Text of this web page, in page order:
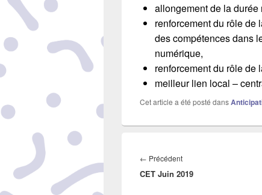
allongement de la
renforcement du rôle de
des compétences dans
numérique,
renforcement du rôle de
meilleur lien local –
Cet article a été posté dans
de
l’article
← Précédent
précédent :
CET Juin 2019